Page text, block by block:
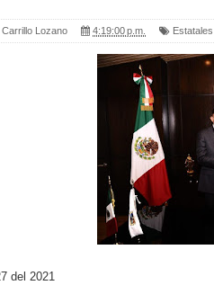
Carrillo Lozano 4:19:00 p.m. Estatales
del 2021